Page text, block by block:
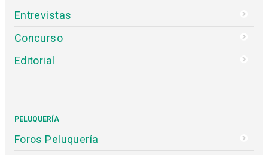
Entrevistas
Concurso
Editorial
PELUQUERÍA
Foros Peluquería